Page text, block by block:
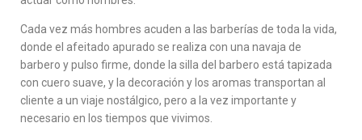
Cada vez más hombres acuden a las barberías de toda la vida,
donde el afeitado apurado se realiza con una navaja de
barbero y pulso firme, donde la silla del barbero está tapizada
con cuero suave, y la decoración y los aromas transportan al
cliente a un viaje nostálgico, pero a la vez importante y
necesario en los tiempos que vivimos.